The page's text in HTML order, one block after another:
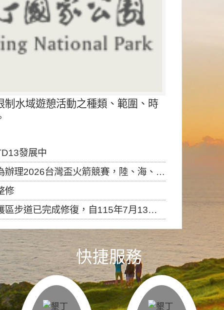
水域遊憩活動之種類、範圍、時
發展中
盃火箭競賽，陸、海、空域警戒及協調相關事宜，因颱風備案事宜
修
，自115年7月13日（星期一）起恢復開放入園，歡迎民眾依規定申請入園....
快捷服務